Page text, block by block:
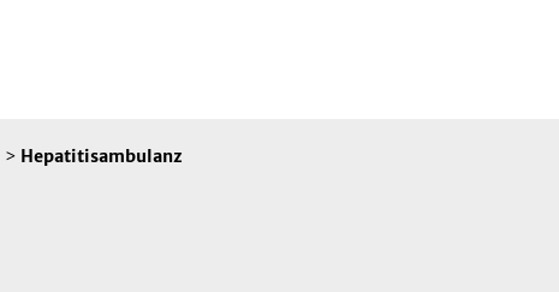
> Hepatitisambulanz